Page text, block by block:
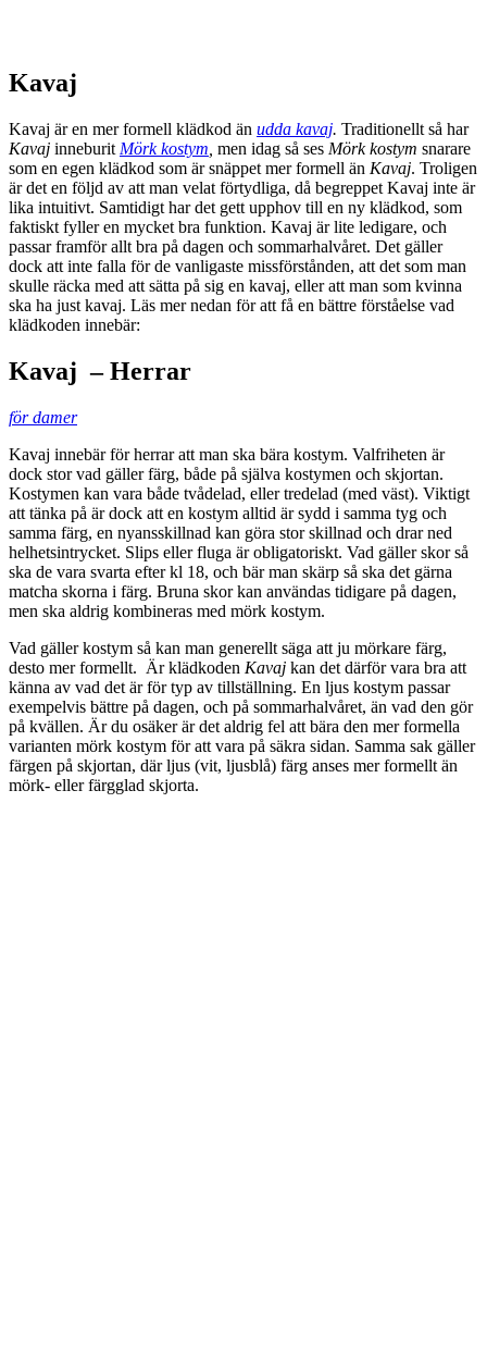
Kavaj
Kavaj är en mer formell klädkod än udda kavaj. Traditionellt så har
Kavaj inneburit Mörk kostym men idag så ses Mörk kostym snarare
som en egen klädkod som är snäppet mer formell än Kavaj. Troligen
är det en följd av att man velat förtydliga, då begreppet Kavaj inte är
lika intuitivt. Samtidigt har det gett upphov till en ny klädkod, som
faktiskt fyller en mycket bra funktion. Kavaj är lite ledigare, och
passar framför allt bra på dagen och sommarhalvåret. Det gäller
dock att inte falla för de vanligaste missförstånden, att det som man
skulle räcka med att sätta på sig en kavaj, eller att man som kvinna
ska ha just kavaj. Läs mer nedan för att få en bättre förståelse vad
klädkoden innebär:
Kavaj – Herrar
för damer
Kavaj innebär för herrar att man ska bära kostym. Valfriheten är
dock stor vad gäller färg, både på själva kostymen och skjortan.
Kostymen kan vara både tvådelad, eller tredelad (med väst). Viktigt
att tänka på är dock att en kostym alltid är sydd i samma tyg och
samma färg, en nyansskillnad kan göra stor skillnad och drar ned
helhetsintrycket. Slips eller fluga är obligatoriskt. Vad gäller skor så
ska de vara svarta efter kl 18, och bär man skärp så ska det gärna
matcha skorna i färg. Bruna skor kan användas tidigare på dagen,
men ska aldrig kombineras med mörk kostym.
Vad gäller kostym så kan man generellt säga att ju mörkare färg,
desto mer formellt. Är klädkoden Kavaj kan det därför vara bra att
känna av vad det är för typ av tillställning. En ljus kostym passar
exempelvis bättre på dagen, och på sommarhalvåret, än vad den gör
på kvällen. Är du osäker är det aldrig fel att bära den mer formella
varianten mörk kostym för att vara på säkra sidan. Samma sak gäller
färgen på skjortan, där ljus (vit, ljusblå) färg anses mer formellt än
mörk- eller färgglad skjorta.